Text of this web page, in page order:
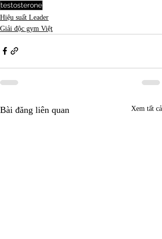
testosterone
Hiệu suất Leader
Giải độc gym Việt
Bài đăng liên quan Xem tất cả